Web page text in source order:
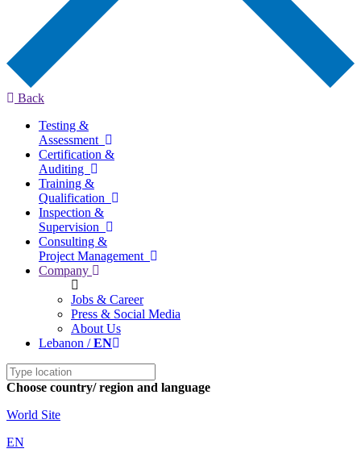
Back
Testing &
Assessment
Certification &
Auditing
Training &
Qualification
Inspection &
Supervision
Consulting &
Project Management
Company
Jobs & Career
Press & Social Media
About Us
Lebanon /EN
Choose country/ region and language
World Site
EN